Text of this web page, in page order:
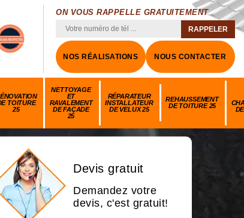
ON VOUS RAPPELLE GRATUITEMENT
NOS RÉALISATIONS NOUS CONTACTER
TOITURE
25
NETTOYAGE
ET
RAVALEMENT
DE FAÇADE
25
RÉPARATEUR
INSTALLATEUR
DE VELUX 25
REHAUSSEMENT
DE TOITURE 25
Devis gratuit
Demandez votre
devis, c'est gratuit!